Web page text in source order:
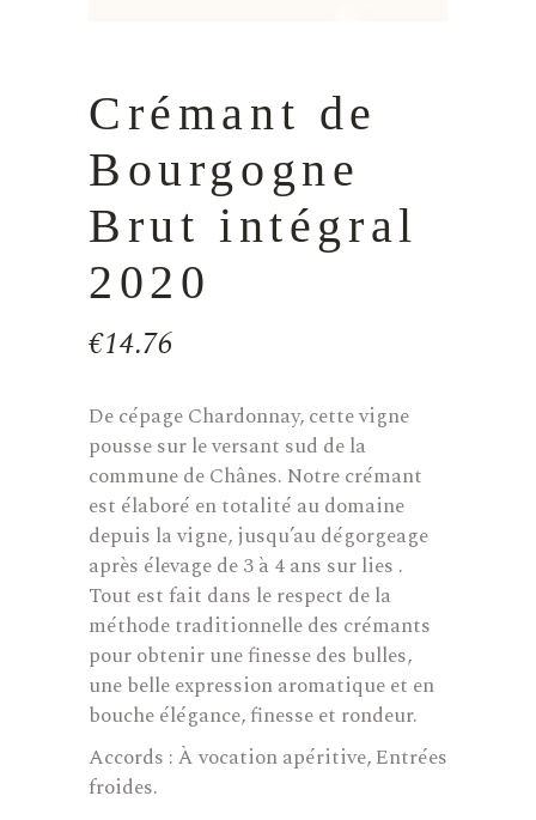
Crémant de
Bourgogne
Brut intégral
2020
€14.76
De cépage Chardonnay, cette vigne
pousse sur le versant sud de la
commune de Chânes. Notre crémant
est élaboré en totalité au domaine
depuis la vigne, jusqu’au dégorgeage
après élevage de 3 à 4 ans sur lies .
Tout est fait dans le respect de la
méthode traditionnelle des crémants
pour obtenir une finesse des bulles,
une belle expression aromatique et en
bouche élégance, finesse et rondeur.
Accords : À vocation apéritive, Entrées
froides.